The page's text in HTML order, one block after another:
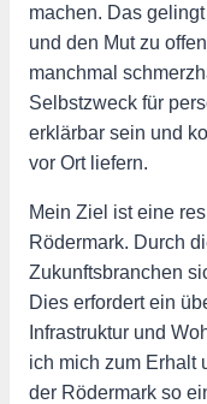
machen. Das
und den Mut zu
manchmal
Selbstzweck für
erklärbar sein und
vor Ort liefern.
Mein Ziel ist eine
Rödermark. Durch
Zukunftsbranchen
Dies erfordert ein
Infrastruktur und
ich mich zum Erhalt
der Rödermark so